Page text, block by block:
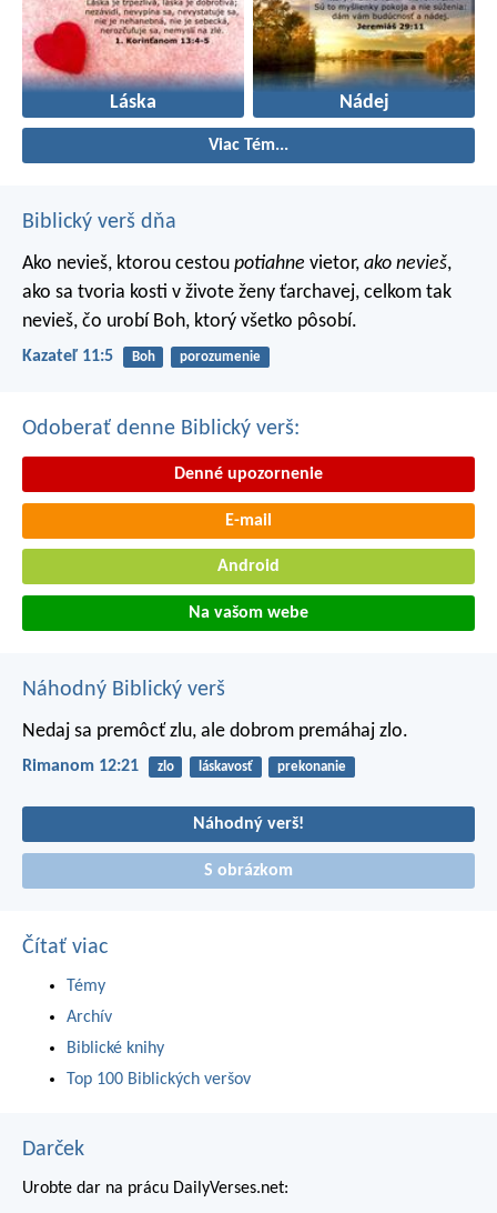
Láska Nádej
Viac Tém...
Biblický verš dňa
Ako nevieš, ktorou cestou potiahne vietor, ako nevieš,
ako sa tvoria kosti v živote ženy ťarchavej, celkom tak
nevieš, čo urobí Boh, ktorý všetko pôsobí.
Kazateľ 11:5 Boh porozumenie
Odoberať denne Biblický verš:
Denné upozornenie
E-mail
Android
Na vašom webe
Náhodný Biblický verš
Nedaj sa premôcť zlu, ale dobrom premáhaj zlo.
Rimanom 12:21 zlo láskavosť prekonanie
Náhodný verš!
S obrázkom
Čítať viac
Témy
Archív
Biblické knihy
Top 100 Biblických veršov
Darček
Urobte dar na prácu DailyVerses.net: